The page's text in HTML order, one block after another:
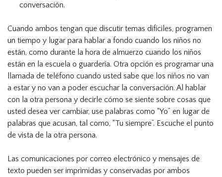
conversación.
Cuando ambos tengan que discutir temas difíciles, programen
un tiempo y lugar para hablar a fondo cuando los niños no
están, como durante la hora de almuerzo cuando los niños
están en la escuela o guardería. Otra opción es programar una
llamada de teléfono cuando usted sabe que los niños no van
a estar y no van a poder escuchar la conversación. Al hablar
con la otra persona y decirle cómo se siente sobre cosas que
usted desea ver cambiar, use palabras como “Yo” en lugar de
palabras que acusan, tal como, “Tu siempre”. Escuche el punto
de vista de la otra persona.
Las comunicaciones por correo electrónico y mensajes de
texto pueden ser imprimidas y conservadas por ambos